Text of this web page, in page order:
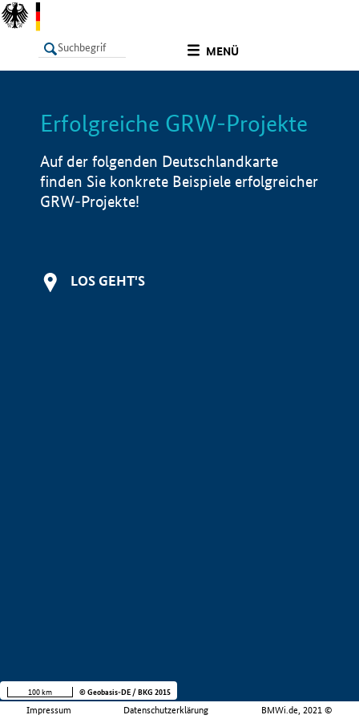
MENÜ
LISTE Info
Erfolgreiche GRW-Projekte
Auf der folgenden Deutschlandkarte
finden Sie konkrete Beispiele erfolgreicher
GRW-Projekte!
LOS GEHT'S
Impressum Datenschutzerklärung BMWi.de, 2021 ©
100 km © Geobasis-DE / BKG 2015